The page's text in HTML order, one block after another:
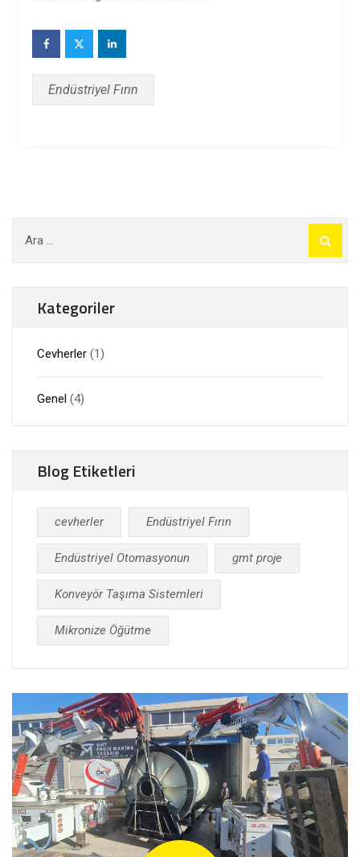
Endüstriyel Fırın
Kategoriler
Cevherler (1)
Genel (4)
Blog Etiketleri
cevherler Endüstriyel Fırın
Endüstriyel Otomasyonun gmt proje
Konveyör Taşıma Sistemleri
Mikronize Öğütme